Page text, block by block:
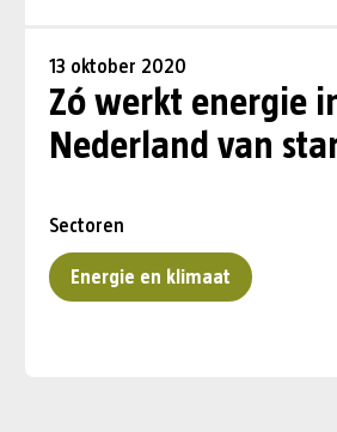
13 oktober 2020
Zó werkt energie
Nederland van
Sectoren
Energie en klimaat